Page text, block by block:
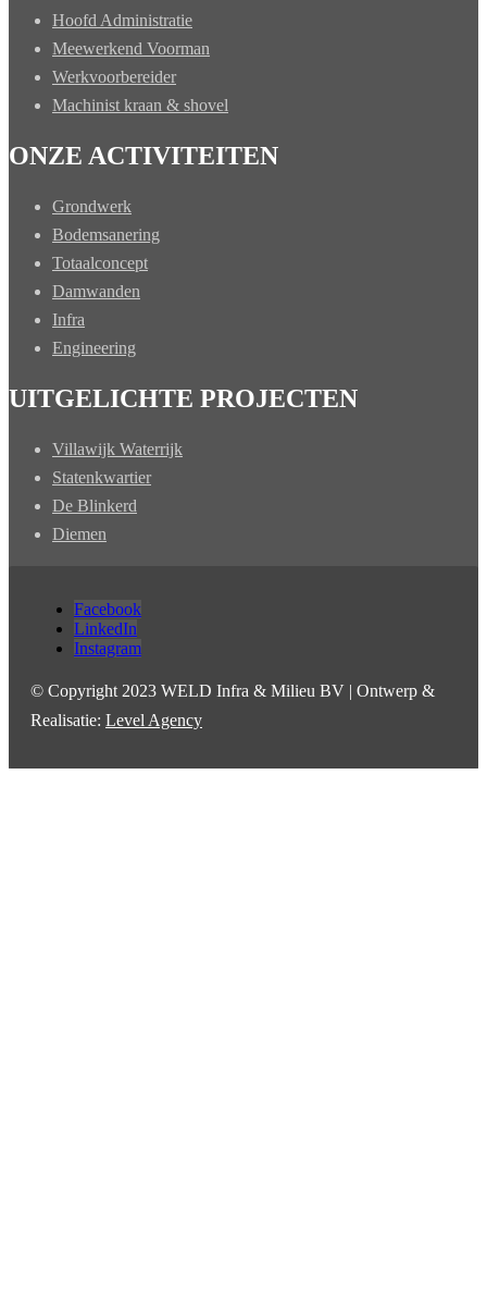
Hoofd Administratie
Meewerkend Voorman
Werkvoorbereider
Machinist kraan & shovel
ONZE ACTIVITEITEN
Grondwerk
Bodemsanering
Totaalconcept
Damwanden
Infra
Engineering
UITGELICHTE PROJECTEN
Villawijk Waterrijk
Statenkwartier
De Blinkerd
Diemen
Facebook
LinkedIn
Instagram
© Copyright 2023 WELD Infra & Milieu BV | Ontwerp &
Realisatie: Level Agency